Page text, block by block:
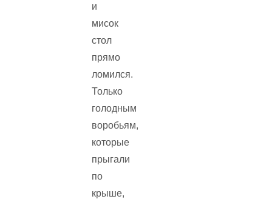
и
мисок
стол
прямо
ломился.
Только
голодным
воробьям,
которые
прыгали
по
крыше,